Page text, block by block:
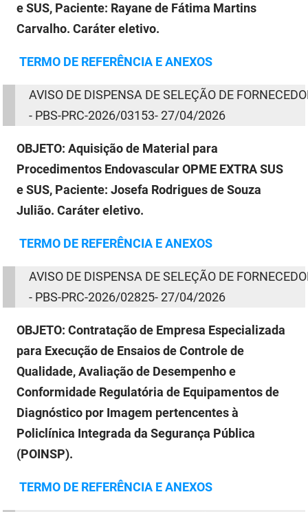
e SUS, Paciente: Rayane de Fátima Martins
Carvalho. Caráter eletivo.
TERMO DE REFERÊNCIA E ANEXOS
AVISO DE DISPENSA DESELEÇÃO DE
- PBS-PRC-2026/03153- 27/04/2026
OBJETO: Aquisição de Material para
Procedimentos Endovascular OPME EXTRA SUS
e SUS, Paciente: Josefa Rodrigues de Souza
Julião. Caráter eletivo.
TERMO DE REFERÊNCIA E ANEXOS
AVISO DE DISPENSA DESELEÇÃO DE
- PBS-PRC-2026/02825- 27/04/2026
OBJETO: Contratação de Empresa Especializada
para Execução de Ensaios de Controle de
Qualidade, Avaliação de Desempenho e
Conformidade Regulatória de Equipamentos de
Diagnóstico por Imagem pertencentes à
Policlínica Integrada da Segurança Pública
(POINSP).
TERMO DE REFERÊNCIA E ANEXOS